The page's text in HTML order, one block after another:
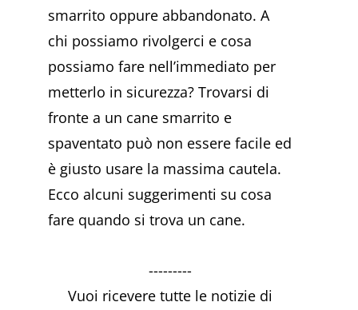
smarrito oppure abbandonato. A
chi possiamo rivolgerci e cosa
possiamo fare nell’immediato per
metterlo in sicurezza? Trovarsi di
fronte a un cane smarrito e
spaventato può non essere facile ed
è giusto usare la massima cautela.
Ecco alcuni suggerimenti su cosa
fare quando si trova un cane.
---------
Vuoi ricevere tutte le notizie di